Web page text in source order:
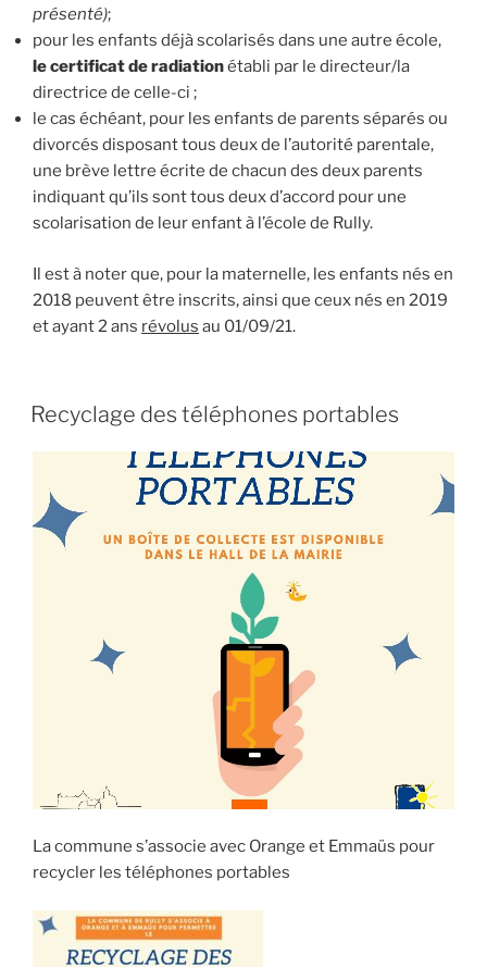
présenté);
pour les enfants déjà scolarisés dans une autre école,
le certificat de radiationétabli par le directeur/la
directrice de celle-ci ;
le cas échéant, pour les enfants de parents séparés ou
divorcés disposant tous deux de l’autorité parentale,
une brève lettre écrite de chacun des deux parents
indiquant qu’ils sont tous deux d’accord pour une
scolarisation de leur enfant à l’école de Rully.
Il est à noter que, pour la maternelle, les enfants nés en
2018 peuvent être inscrits, ainsi que ceux nés en 2019
et ayant 2 ans révolus au 01/09/21.
Recyclage des téléphones portables
La commune s’associe avec Orange et Emmaüs pour
recycler les téléphones portables